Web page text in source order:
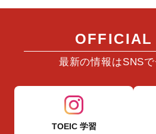
OFFICIAL
最新の情報はSNSで
TOEIC 学習